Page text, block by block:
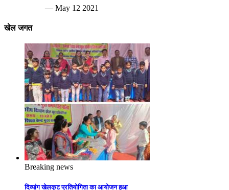
— May 12 2021
खेल जगत
Breaking news
दिव्यांग खेलकूट प्रतियोगिता का आयोजन हुआ